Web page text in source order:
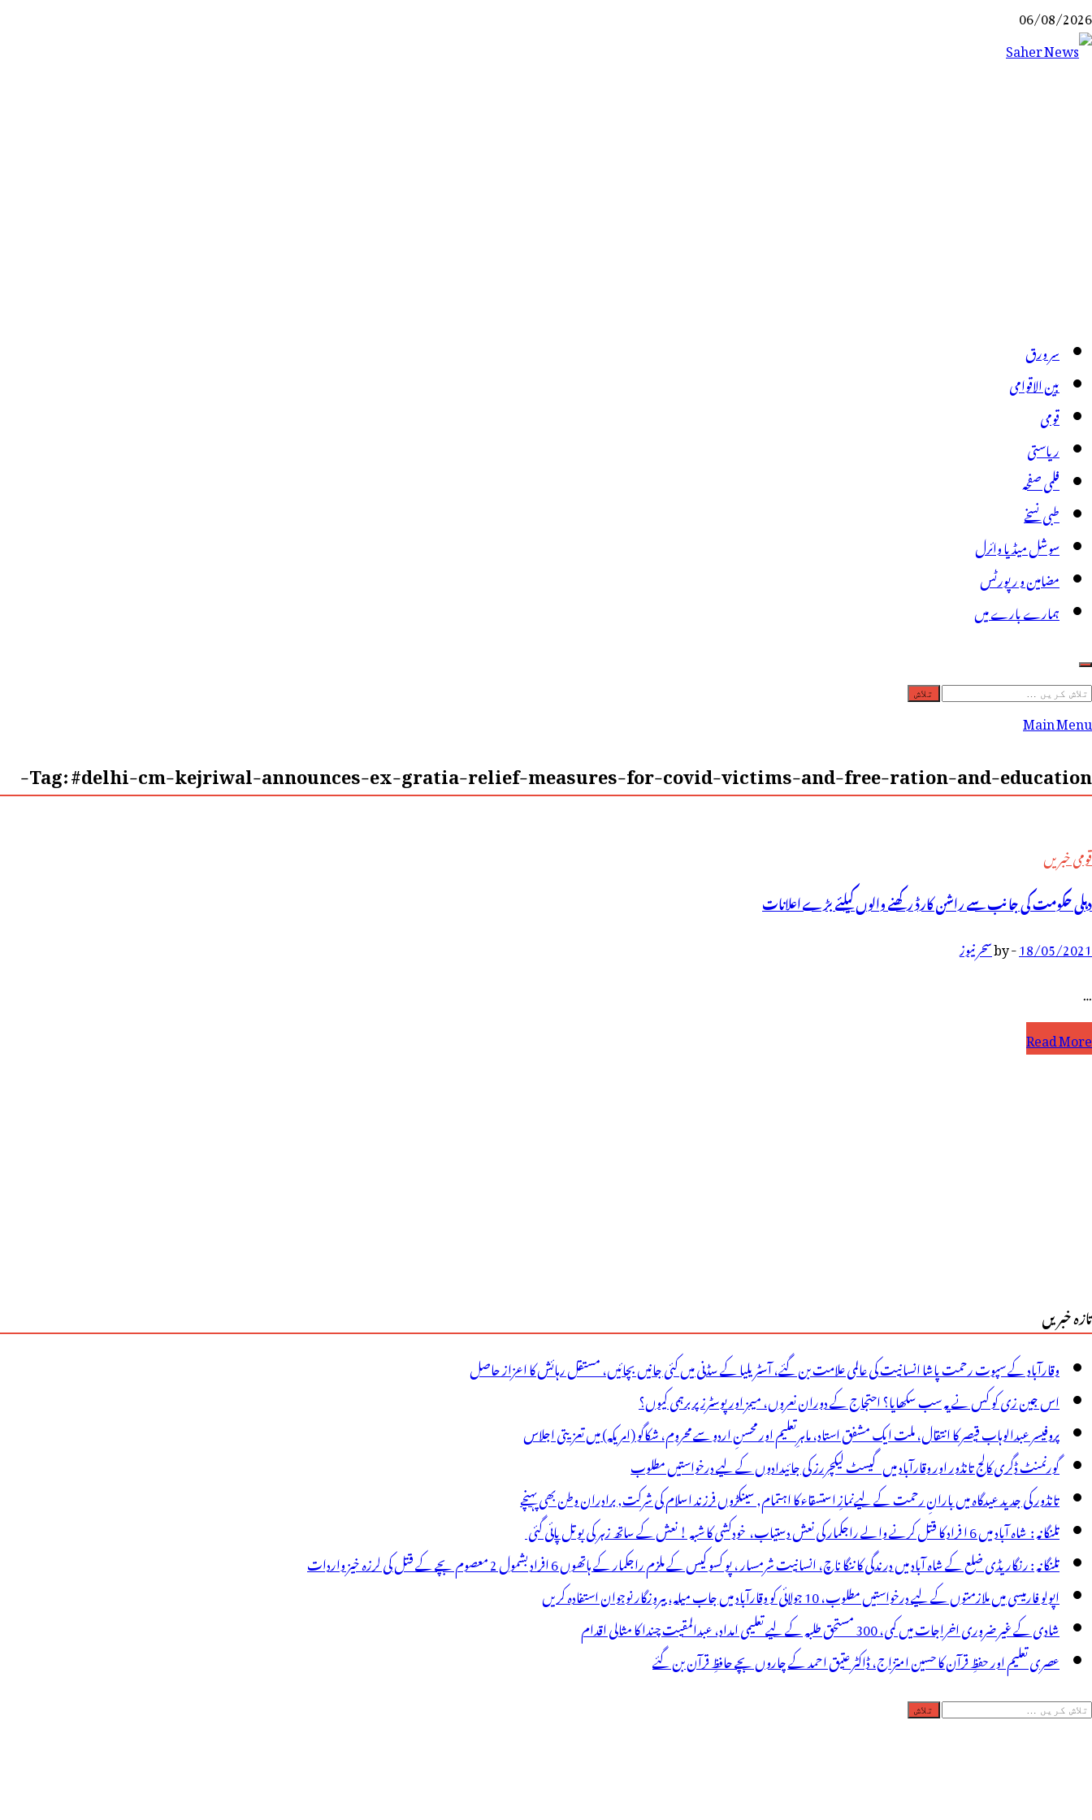
Skip
to
06/08/2026
سر ورق
بین الاقوامی
قومی
ریاستی
فلمی صفحہ
طبی نسخے
سوشل میڈیا وائرل
مضامین و رپورٹس
ہمارے بارے میں
تلاش
کریں
Main Menu
Tag:#delhi-cm-kejriwal-announces-ex-gratia-relief-measures-for-covid-victims-and-free-ration-and-education-
قومی خبریں
دہلی حکومت کی جانب سے راشن کارڈ رکھنے والوں کیلئے بڑے اعلانات
18/05/2021
-
byسحر نیوز
…
دہلی
کیلئے
بڑے
اعلانات
Read More
تازہ خبریں
وقارآباد کے سپوت رحمت پاشا انسانیت کی عالمی علامت بن گئے، آسٹریلیا کے سڈنی میں کئی جانیں بچائیں، مستقل رہائش کا اعزاز حاصل
اس جین زی کو کس نے یہ سب سکھایا؟ احتجاج کے دوران نعروں، میمز اور پوسٹرز پر برہمی کیوں؟
پروفیسر عبدالوہاب قیصر کا انتقال، ملت ایک مشفق استاد، ماہرِتعلیم اور محسنِ اردو سے محروم، شکاگو (امریکہ) میں تعزیتی اجلاس
گورنمنٹ ڈگری کالج تانڈور اور وقارآباد میں گیسٹ لیکچررز کی جائیدادوں کے لیے درخواستیں مطلوب
تانڈور کی جدید عیدگاہ میں بارانِ رحمت کے لیےنمازِ استسقاء کا اہتمام, سینکڑوں فرزند اسلام کی شرکت, برادران وطن بھی پہنچے
تلنگانہ : شاہ آباد میں 6 ا فراد کا قتل کرنے والے راجکمار کی نعش دستیاب، خودکشی کا شبہ ! نعش کے ساتھ زہر کی بوتل پائی گئی
تلنگانہ : رنگاریڈی ضلع کے شاہ آباد میں درندگی کا ننگا ناچ، انسانیت شرمسار ، پو کسو کیس کے ملزم راجکمار کے ہاتھوں 6 افراد بشمول 2 معصوم بچے کے قتل کی لرزہ خیز واردات
اپولو فارمیسی میں ملازمتوں کے لیے درخواستیں مطلوب، 10 جولائی کو وقارآباد میں جاب میلہ، بیروزگار نوجوان استفادہ کریں
شادی کے غیر ضروری اخراجات میں کمی، 300 مستحق طلبہ کے لیے تعلیمی امداد، عبدالمقیت چندا کا مثالی اقدام
عصری تعلیم اور حفظِ قرآن کا حسین امتزاج، ڈاکٹر عتیق احمد کے چاروں بچے حافظِ قرآن بن گئے
تلاش